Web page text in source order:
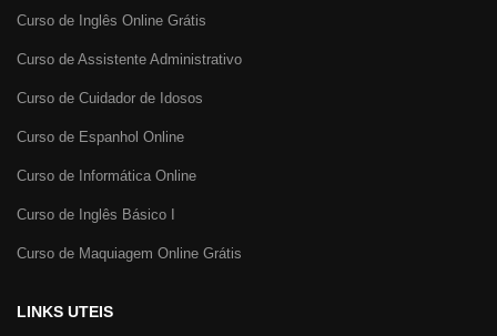
Curso de Inglês Online Grátis
Curso de Assistente Administrativo
Curso de Cuidador de Idosos
Curso de Espanhol Online
Curso de Informática Online
Curso de Inglês Básico I
Curso de Maquiagem Online Grátis
LINKS UTEIS